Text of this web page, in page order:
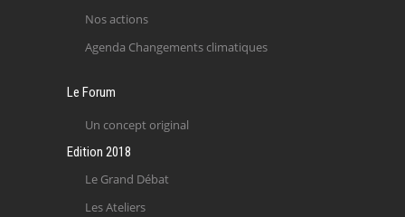
Nos actions
Agenda Changements climatiques
Le Forum
Un concept original
Edition 2018
Le Grand Débat
Les Ateliers